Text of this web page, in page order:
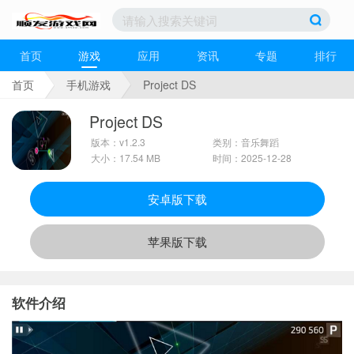
首页 游戏 应用 资讯 专题
排行
首页
手机游戏 Project DS
Project DS
版本：v1.2.3
大小：17.54 MB
类别：音乐舞蹈
时间：2025-12-28
安卓版下载
苹果版下载
软件介绍